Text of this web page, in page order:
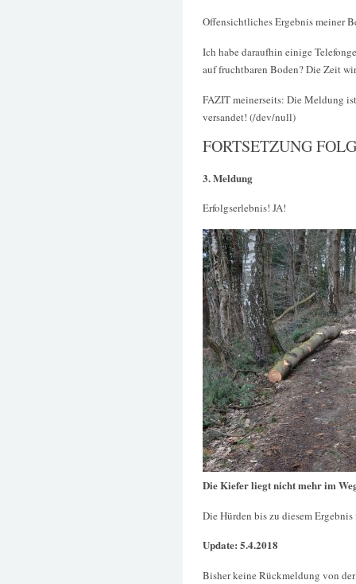
Offensichtliches Ergebnis meiner
Ich habe daraufhin einige
auf fruchtbaren Boden? Die Zeit
FAZIT meinerseits: Die Meldung
versandet! (/dev/null)
FORTSETZUNG
3. Meldung
Erfolgserlebnis! JA!
Die Kiefer liegt nicht mehr im
Die Hürden bis zu diesem
Update: 5.4.2018
Bisher keine Rückmeldung von